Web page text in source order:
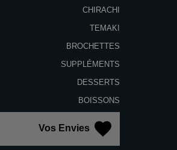
CHIRACHI
TEMAKI
BROCHETTES
SUPPLÉMENTS
DESSERTS
BOISSONS
Vos Envies